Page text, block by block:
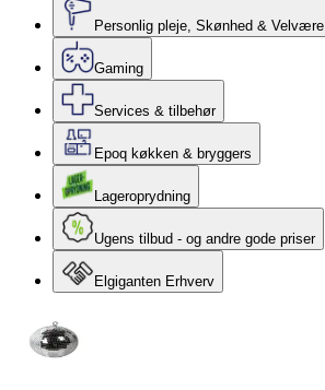
Personlig pleje, Skønhed & Velvære
Gaming
Services & tilbehør
Epoq køkken & bryggers
Lageroprydning
Ugens tilbud - og andre gode priser
Elgiganten Erhverv